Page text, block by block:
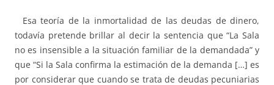
Esa teoría de la inmortalidad de las deudas de dinero,
todavía pretende brillar al decir la sentencia que “La Sala
no es insensible a la situación familiar de la demandada” y
que “Si la Sala confirma la estimación de la demanda […] es
por considerar que cuando se trata de deudas pecuniarias